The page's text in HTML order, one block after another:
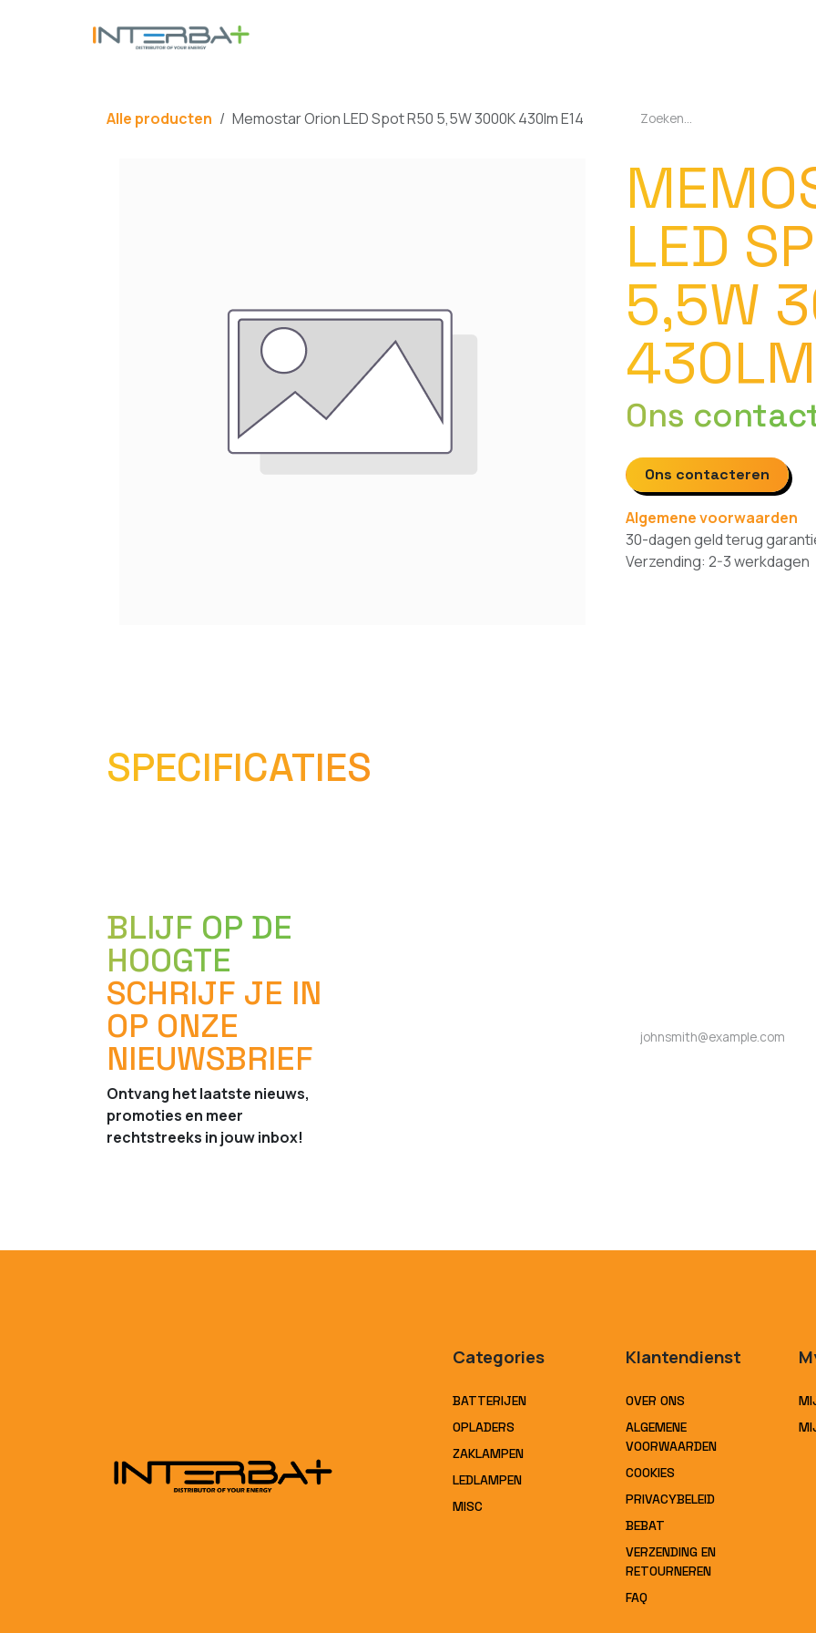
Alle producten Memostar Orion LED Spot R50 5,5W 3000K 430lm E14
LED
5,5W
Ons
Ons contacteren
Algemene voorwaarden
30-dagen geld terug
Verzending: 2-3 werkdagen
SPECIFICATIES
BLIJF OP DE
HOOGTE
SCHRIJF JE IN
OP ONZE
NIEUWSBRIEF
Ontvang het laatste nieuws,
promoties en meer
rechtstreeks in jouw inbox!
Categories
BATTERIJEN
OPLADERS
ZAKLAMPEN
LEDLAMPEN
MISC
Klantendienst
OVER ONS
ALGEMENE
VOORWAARDEN
COOKIES
PRIVACYBELEID
BEBAT
VERZENDING EN
RETOURNEREN
FAQ